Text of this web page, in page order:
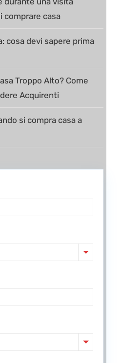
comprare casa
cosa devi sapere prima
Troppo Alto? Come
Acquirenti
si compra casa a